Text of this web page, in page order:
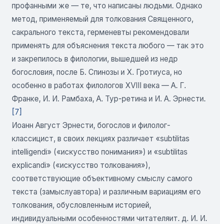
профанными же — те, что написаны людьми. Однако
метод, применяемый для толкования Священного,
сакрального текста, герменевты рекомендовали
применять для объяснения текста любого — так это
и закрепилось в филологии, вышедшей из недр
богословия, после Б. Спинозы и Х. Гротиуса, но
особенно в работах филологов XVIII века — А. Г.
Франке, И. И. Рамбаха, А. Тур-ретина и И. А. Эрнести.
[7]
Иоанн Август Эрнести, богослов и филолог-
классицист, в своих лекциях различает «subtilitas
intelligendi» («искусство понимания») и «subtilitas
explicandi» («искусство толкования»),
соответствующие объективному смыслу самого
текста (замыслуавтора) и различным вариациям его
толкования, обусловленным историей,
индивидуальными особенностями читателяит. д. И. И.